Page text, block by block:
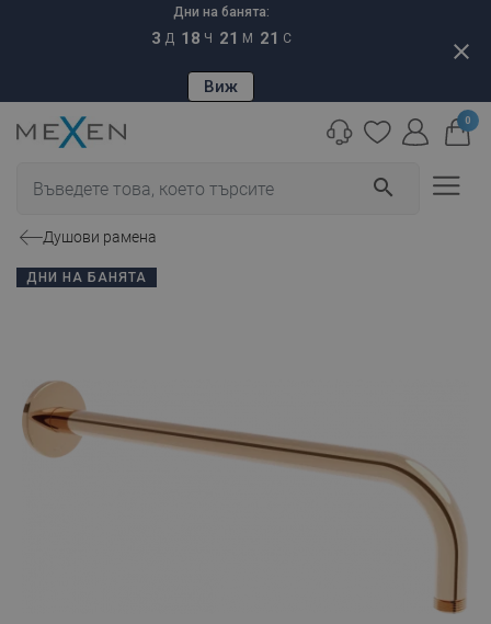
Дни на банята:
3 Д 18 Ч 21 М 20 С
Виж
close
search
0
Душови рамена
ДНИ НА БАНЯТА